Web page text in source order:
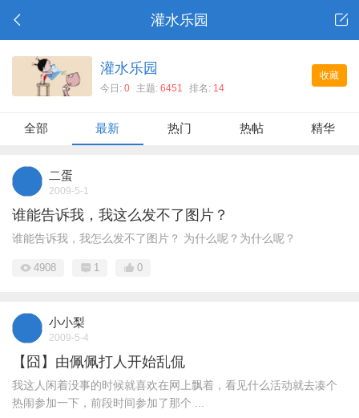
灌水乐园
收藏
灌水乐园
今日: 0 主题: 6451 排名: 14
全部 最新 热门 热帖 精华
二蛋
2009-5-1
谁能告诉我，我这么发不了图片？
谁能告诉我，我怎么发不了图片？ 为什么呢？为什么呢？
4908 1 0
小小梨
2009-5-4
【囧】由佩佩打人开始乱侃
我这人闲着没事的时候就喜欢在网上飘着，看见什么活动就去凑个
热闹参加一下，前段时间参加了那个 ...